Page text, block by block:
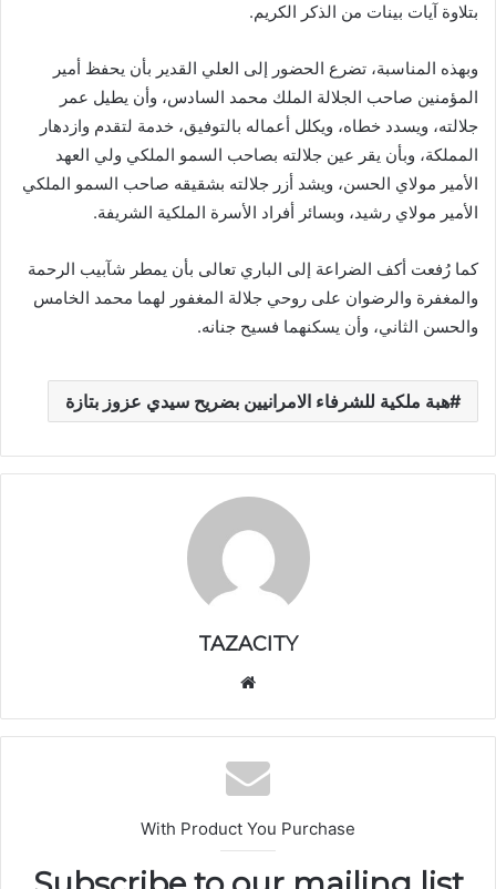
بتلاوة آيات بينات من الذكر الكريم.
وبهذه المناسبة، تضرع الحضور إلى العلي القدير بأن يحفظ أمير
المؤمنين صاحب الجلالة الملك محمد السادس، وأن يطيل عمر
جلالته، ويسدد خطاه، ويكلل أعماله بالتوفيق، خدمة لتقدم وازدهار
المملكة، وبأن يقر عين جلالته بصاحب السمو الملكي ولي العهد
الأمير مولاي الحسن، ويشد أزر جلالته بشقيقه صاحب السمو الملكي
الأمير مولاي رشيد، وبسائر أفراد الأسرة الملكية الشريفة.
كما رُفعت أكف الضراعة إلى الباري تعالى بأن يمطر شآبيب الرحمة
والمغفرة والرضوان على روحي جلالة المغفور لهما محمد الخامس
والحسن الثاني، وأن يسكنهما فسيح جنانه.
هبة ملكية للشرفاء الامرانيين بضريح سيدي عزوز بتازة
TAZACITY
الوي
ب
With Product You Purchase